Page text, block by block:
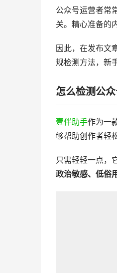
公众号运营者常
关。精心准备的
因此，在发布文
规检测方法，新
怎么检测公众
壹伴助手作为一
够帮助创作者轻
只需轻轻一点，
政治敏感、低俗